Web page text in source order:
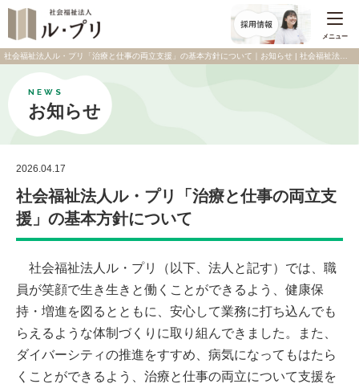
メニュー
NEWS
お知らせ
2026.04.17
社会福祉法人ル・プリ「治療と仕事の両立支
援」の基本方針について
社会福祉法人ル・プリ（以下、法人と記す）では、職
員が笑顔で生き生きと働くことができるよう、健康保
持・増進を図るとともに、安心して業務に打ち込んでも
らえるような体制づくりに取り組んできました。また、
ダイバーシティの推進をすすめ、病気になってもはたら
くことができるよう、治療と仕事の両立について支援を